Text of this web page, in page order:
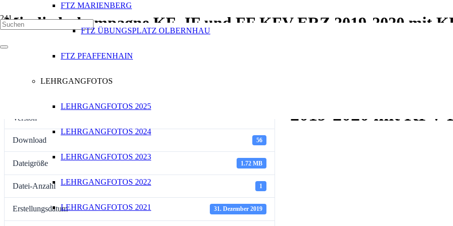
FTZ MARIENBERG
FTZ ÜBUNGSPLATZ OLBERNHAU
FTZ PFAFFENHAIN
LEHRGANGFOTOS
LEHRGANGFOTOS 2025
LEHRGANGFOTOS 2024
LEHRGANGFOTOS 2023
LEHRGANGFOTOS 2022
LEHRGANGFOTOS 2021
Mitgliederkampagne KF, JF und FF KFV ERZ 2019-2020 mit
[featured_image]
Version
Download 56
Dateigröße 1.72 MB
Datei-Anzahl 1
Erstellungsdatum 31. Dezember 2019
2019-2020 mit KFV